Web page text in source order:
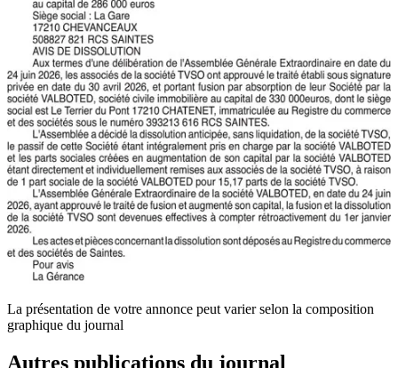
La présentation de votre annonce peut varier selon la composition
graphique du journal
Autres publications du journal